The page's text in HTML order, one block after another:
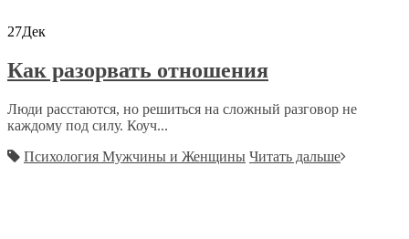
27Дек
Как разорвать отношения
Люди расстаются, но решиться на сложный разговор не
каждому под силу. Коуч...
Психология Мужчины и Женщины Читать дальше